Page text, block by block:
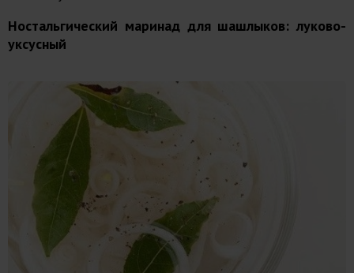
Ностальгический маринад для шашлыков: луково-
уксусный